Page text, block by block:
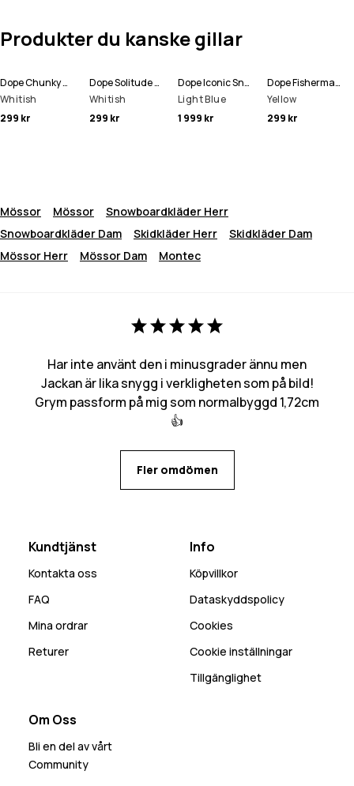
Produkter du kanske gillar
Dope Chunky Mössa
Whitish
299 kr
Dope Solitude Mössa
Whitish
299 kr
Dope Iconic Snowboardbyxa Man
Light Blue
1 999 kr
Dope Fisherman Mössa
Yellow
299 kr
Mössor Mössor
Snowboardkläder Herr
Snowboardkläder Dam
Skidkläder Herr
Skidkläder Dam
Mössor Herr
Mössor Dam Montec
Har inte använt den i minusgrader ännu men
Jackan är lika snygg i verkligheten som på bild!
Grym passform på mig som normalbyggd 1,72cm
👍
Fler omdömen
Kundtjänst
Kontakta oss
FAQ
Mina ordrar
Returer
Info
Köpvillkor
Dataskyddspolicy
Cookies
Cookie inställningar
Tillgänglighet
Om Oss
Bli en del av vårt
Community